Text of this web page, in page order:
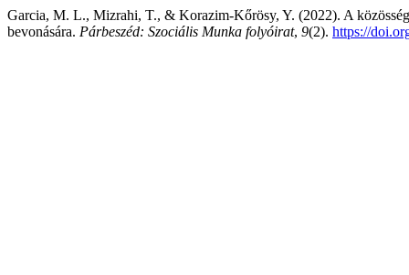
Garcia, M. L., Mizrahi, T., & Korazim-Kőrösy, Y. (2022). A
bevonására. Párbeszéd: Szociális Munka folyóirat, 9(2). https://